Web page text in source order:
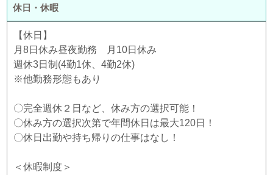
休日・休暇
【休日】
月8日休み昼夜勤務 月10日休み
週休3日制(4勤1休、4勤2休)
※他勤務形態もあり
〇完全週休２日など、休み方の選択可能！
〇休み方の選択次第で年間休日は最大120日！
〇休日出勤や持ち帰りの仕事はなし！
＜休暇制度＞